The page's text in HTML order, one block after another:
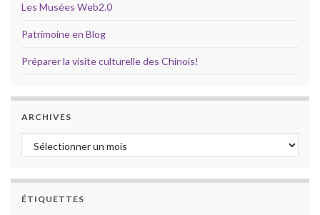
Les Musées Web2.0
Patrimoine en Blog
Préparer la visite culturelle des Chinois!
ARCHIVES
Archives
ÉTIQUETTES